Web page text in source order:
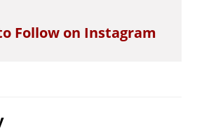
Follow on Instagram